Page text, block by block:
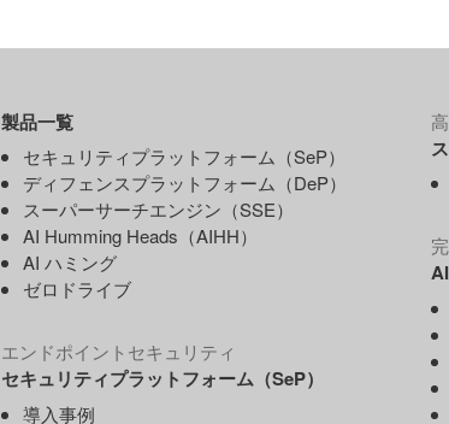
製品一覧
セキュリティプラットフォーム（SeP）
ディフェンスプラットフォーム（DeP）
スーパーサーチエンジン（SSE）
AI Humming Heads（AIHH）
AI ハミング
ゼロドライブ
エンドポイントセキュリティ
セキュリティプラットフォーム（SeP）
導入事例